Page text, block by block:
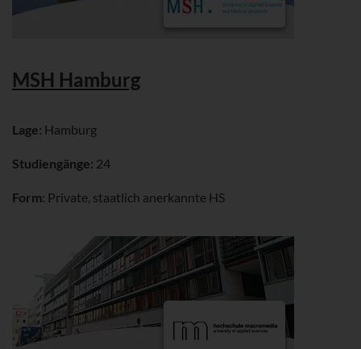
MSH Hamburg
Lage: Hamburg
Studiengänge: 24
Form: Private, staatlich anerkannte HS